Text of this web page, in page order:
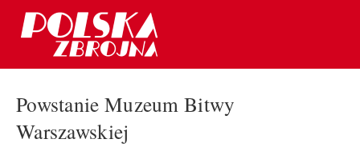
Powstanie Muzeum Bitwy
Warszawskiej